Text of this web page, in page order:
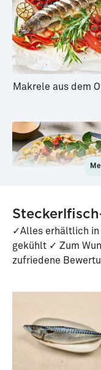
Makrele aus dem
Dorade mit
mexikanischem
✓Alles erhältlich in
gekühlt ✓ Zum
zufriedene